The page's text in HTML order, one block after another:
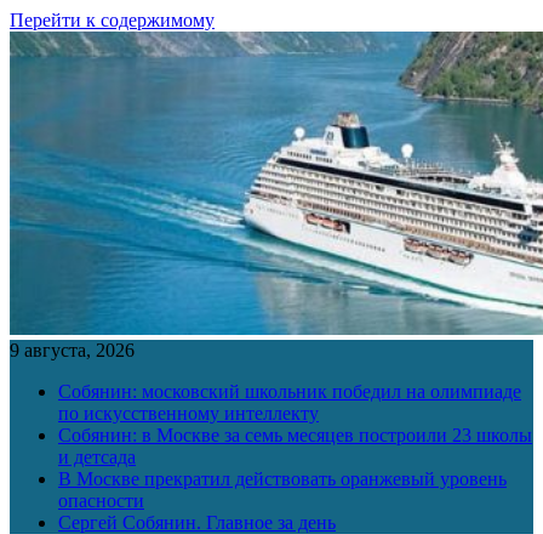
Перейти к содержимому
9 августа, 2026
Собянин: московский школьник победил на олимпиаде
по искусственному интеллекту
Собянин: в Москве за семь месяцев построили 23 школы
и детсада
В Москве прекратил действовать оранжевый уровень
опасности
Сергей Собянин. Главное за день